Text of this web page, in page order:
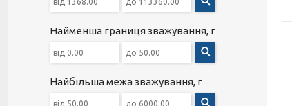
Найменша границя зважування, г
Найбільша межа зважування, г